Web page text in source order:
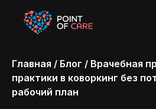
Главная / Блог / Врачебная
практики в коворкинг без
рабочий план